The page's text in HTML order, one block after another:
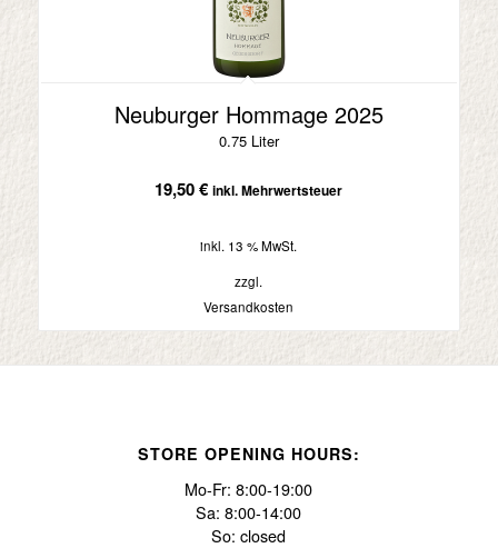
Neuburger Hommage 2025
0.75 Liter
19,50€ inkl. Mehrwertsteuer
inkl. 13 % MwSt.
zzgl.
Versandkosten
STORE OPENING HOURS:
Mo-Fr: 8:00-19:00
Sa: 8:00-14:00
So: closed